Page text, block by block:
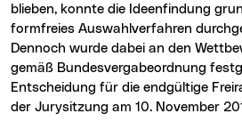
blieben, konnte die Ideenfindung
formfreies Auswahlverfahren
Dennoch wurde dabei an den
gemäß Bundesvergabeordnung
Entscheidung für die endgültige
der Jurysitzung am 10. November